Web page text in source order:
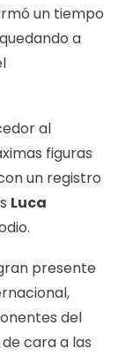
un tiempo
a
al
figuras
un registro
Luca
presente
del
de cara a las